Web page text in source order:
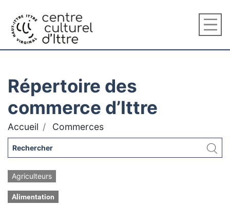
Répertoire des
commerce d’Ittre
Accueil Commerces
Agriculteurs
Alimentation